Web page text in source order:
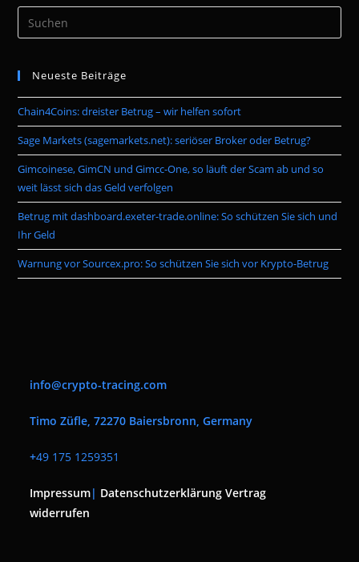
the
Neueste Beiträge
Chain4Coins: dreister Betrug – wir helfen sofort
Sage Markets (sagemarkets.net): seriöser Broker oder Betrug?
Gimcoinese, GimCN und Gimcc-One, so läuft der Scam ab und so
weit lässt sich das Geld verfolgen
Betrug mit dashboard.exeter-trade.online: So schützen Sie sich und
Ihr Geld
Warnung vor Sourcex.pro: So schützen Sie sich vor Krypto-Betrug
info@crypto-tracing.com
Timo Züfle, 72270 Baiersbronn, Germany
+49 175 1259351
Impressum| Datenschutzerklärung Vertrag
widerrufen